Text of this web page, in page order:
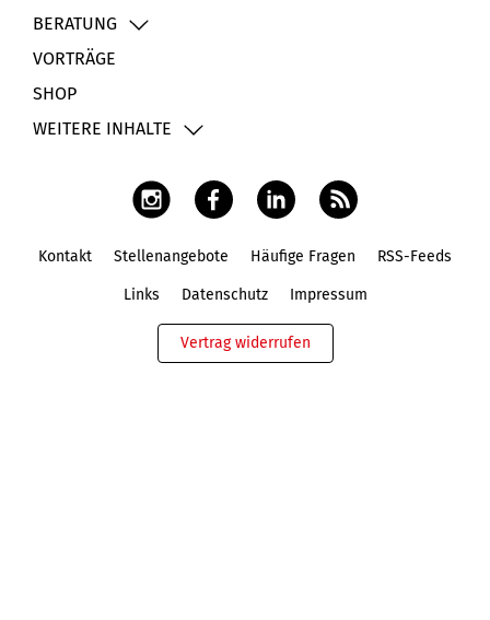
BERATUNG
VORTRÄGE
SHOP
WEITERE INHALTE
Kontakt Stellenangebote Häufige Fragen RSS-Feeds
Links Datenschutz Impressum
Vertrag widerrufen